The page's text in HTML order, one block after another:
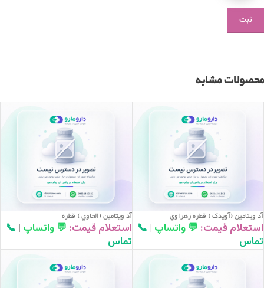
محصولات مشابه
آد ويتامين (آويدک ) قطره زهراوي
استعلام قیمت: 💬 واتساپ |
📞
تماس
آد ويتامين (الحاوي ) قطره
استعلام قیمت: 💬 واتساپ |
📞
تماس